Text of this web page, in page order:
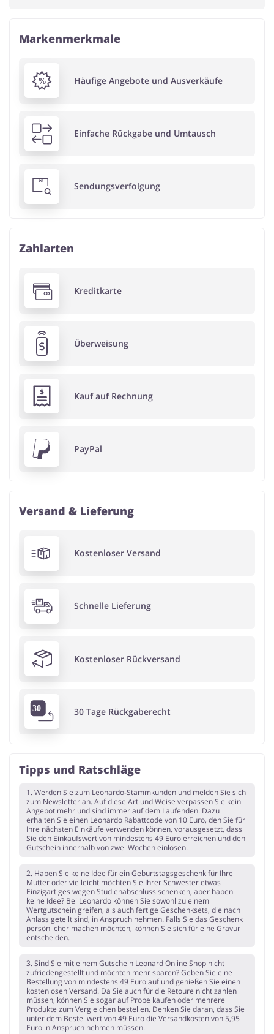
Markenmerkmale
Häufige Angebote und Ausverkäufe
Einfache Rückgabe und Umtausch
Sendungsverfolgung
Zahlarten
Kreditkarte
Überweisung
Kauf auf Rechnung
PayPal
Versand & Lieferung
Kostenloser Versand
Schnelle Lieferung
Kostenloser Rückversand
30 Tage Rückgaberecht
Tipps und Ratschläge
1. Werden Sie zum Leonardo-Stammkunden und melden Sie sich
zum Newsletter an. Auf diese Art und Weise verpassen Sie kein
Angebot mehr und sind immer auf dem Laufenden. Dazu
erhalten Sie einen Leonardo Rabattcode von 10 Euro, den Sie für
Ihre nächsten Einkäufe verwenden können, vorausgesetzt, dass
Sie den Einkaufswert von mindestens 49 Euro erreichen und den
Gutschein innerhalb von zwei Wochen einlösen.
2. Haben Sie keine Idee für ein Geburtstagsgeschenk für Ihre
Mutter oder vielleicht möchten Sie Ihrer Schwester etwas
Einzigartiges wegen Studienabschluss schenken, aber haben
keine Idee? Bei Leonardo können Sie sowohl zu einem
Wertgutschein greifen, als auch fertige Geschenksets, die nach
Anlass geteilt sind, in Anspruch nehmen. Falls Sie das Geschenk
persönlicher machen möchten, können Sie sich für eine Gravur
entscheiden.
3. Sind Sie mit einem Gutschein Leonard Online Shop nicht
zufriedengestellt und möchten mehr sparen? Geben Sie eine
Bestellung von mindestens 49 Euro auf und genießen Sie einen
kostenlosen Versand. Da Sie auch für die Retoure nicht zahlen
müssen, können Sie sogar auf Probe kaufen oder mehrere
Produkte zum Vergleichen bestellen. Denken Sie daran, dass Sie
unter dem Bestellwert von 49 Euro die Versandkosten von 5,95
Euro in Anspruch nehmen müssen.